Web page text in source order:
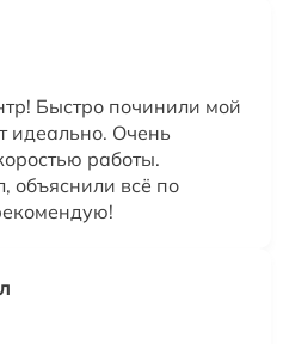
Быстро починили мой
идеально. Очень
работы.
объяснили всё по